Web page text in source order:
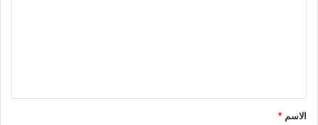
ق
*الاسم *